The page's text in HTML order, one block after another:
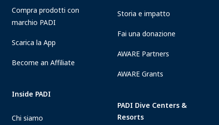
Compra prodotti con
marchio PADI
Scarica la App
Become an Affiliate
Inside PADI
Chi siamo
Storia e impatto
Fai una donazione
AWARE Partners
AWARE Grants
PADI Dive Centers &
Resorts